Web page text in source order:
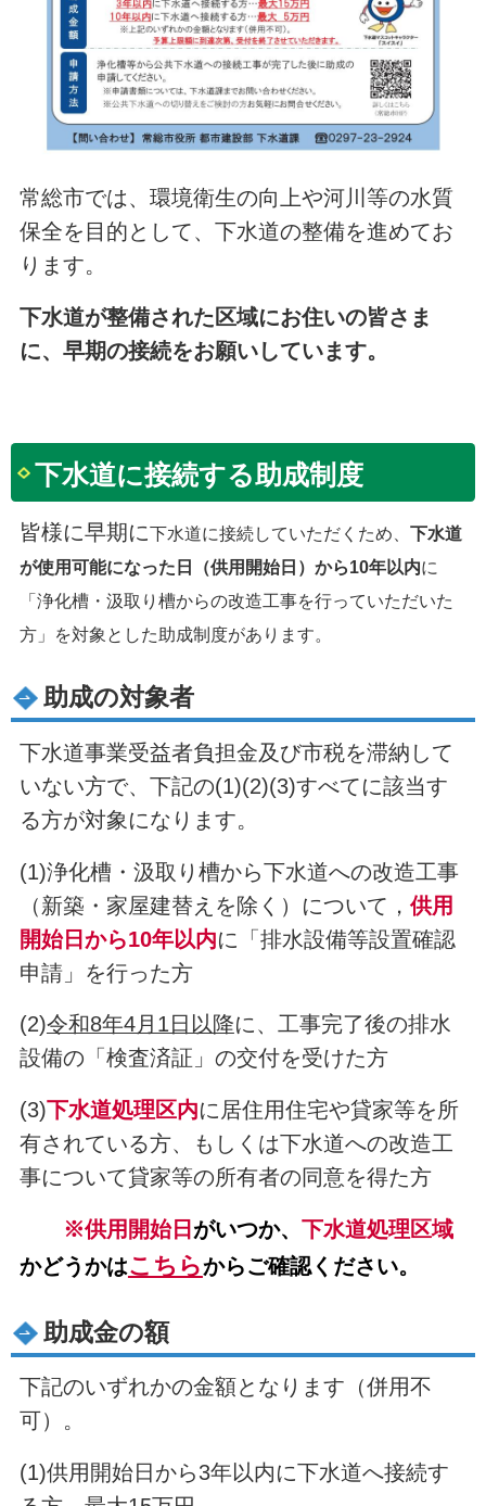
常総市では、環境衛生の向上や河川等の水質
保全を目的として、下水道の整備を進めてお
ります。
下水道が整備された区域にお住いの皆さま
に、早期の接続をお願いしています。
下水道に接続する助成制度
皆様に早期に下水道に接続していただくため、 下水道
が使用可能になった日（供用開始日）から10年以内に
「浄化槽・汲取り槽からの改造工事を行っていただいた
方」を対象とした助成制度があります。
助成の対象者
下水道事業受益者負担金及び市税を滞納して
いない方で、下記の(1)(2)(3)すべてに該当す
る方が対象になります。
(1)浄化槽・汲取り槽から下水道への改造工事
（新築・家屋建替えを除く）について， 供用
開始日から10年以内に「排水設備等設置確認
申請」を行った方
(2)令和8年4月1日以降に、工事完了後の排水
設備の「検査済証」の交付を受けた方
(3)下水道処理区内に居住用住宅や貸家等を所
有されている方、もしくは下水道への改造工
事について貸家等の所有者の同意を得た方
※供用開始日 がいつか、 下水道処理区域
かどうかはこちらからご確認ください。
助成金の額
下記のいずれかの金額となります（併用不
可）。
(1)供用開始日から3年以内に下水道へ接続す